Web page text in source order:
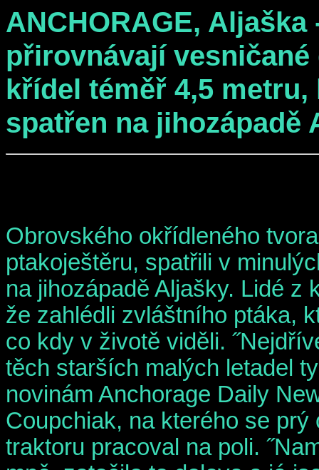
ANCHORAGE,
přirovnávají
křídel téměř 4,5
spatřen na jihozápadě
Obrovského okřídleného
ptakoještěru, spatřili v
na jihozápadě Aljašky. Lidé z
že zahlédli zvláštního ptáka,
co kdy v životě viděli.
těch starších malých letadel
novinám Anchorage Daily
Coupchiak, na kterého se
traktoru pracoval na poli.